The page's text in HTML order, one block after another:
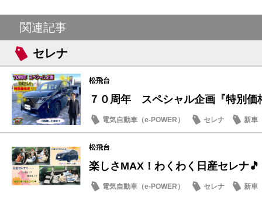
関連記事
セレナ
松飛台
７０周年 スペシャル企画『特別価
電気自動車（e-POWER） セレナ
新車
日産のお店
松飛台
楽しさMAX！わくわく日産セレナ🎵
電気自動車（e-POWER） セレナ
新車